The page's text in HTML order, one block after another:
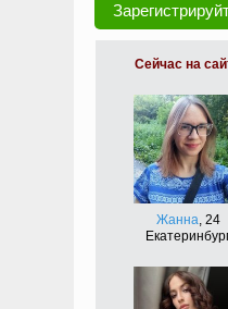
Сейчас на
Жанна, 24